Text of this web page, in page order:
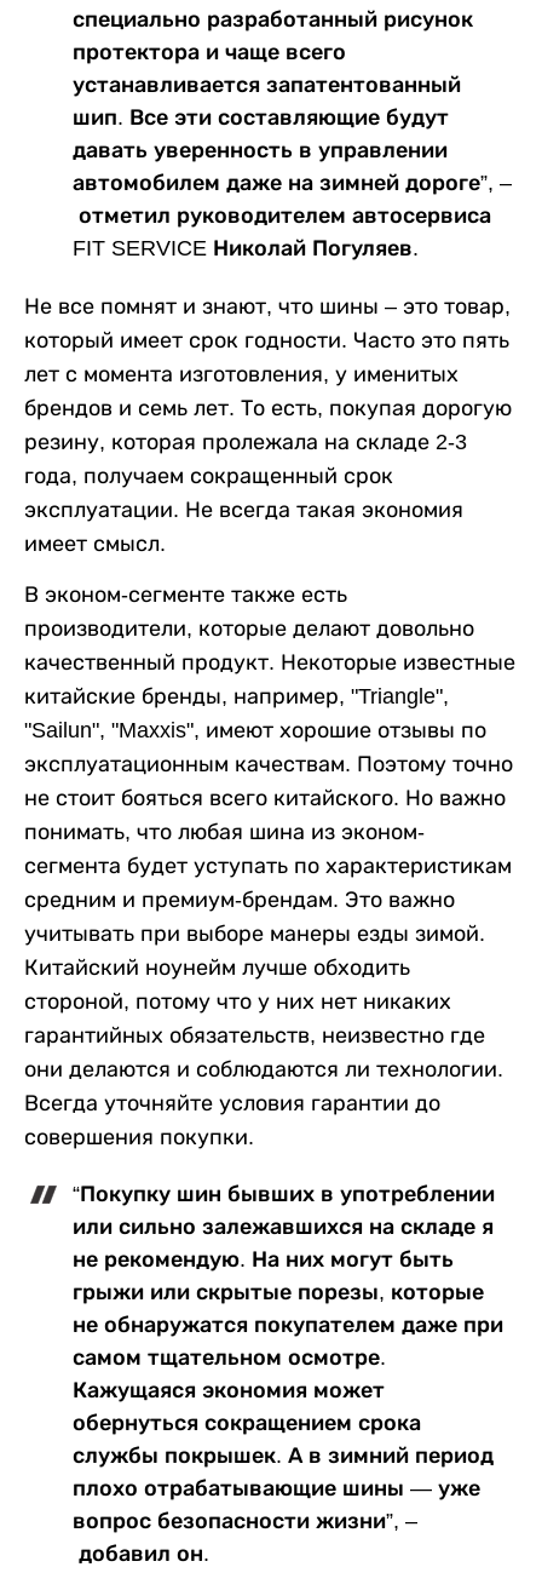
специально разработанный рисунок
протектора и чаще всего
устанавливается запатентованный
шип. Все эти составляющие будут
давать уверенность в управлении
автомобилем даже на зимней дороге”, –
отметил руководителем автосервиса
FIT SERVICE Николай Погуляев.
Не все помнят и знают, что шины ­– это товар,
который имеет срок годности. Часто это пять
лет с момента изготовления, у именитых
брендов и семь лет. То есть, покупая дорогую
резину, которая пролежала на складе 2-3
года, получаем сокращенный срок
эксплуатации. Не всегда такая экономия
имеет смысл.
В эконом-сегменте также есть
производители, которые делают довольно
качественный продукт. Некоторые известные
китайские бренды, например, "Triangle",
"Sailun", "Maxxis", имеют хорошие отзывы по
эксплуатационным качествам. Поэтому точно
не стоит бояться всего китайского. Но важно
понимать, что любая шина из эконом-
сегмента будет уступать по характеристикам
средним и премиум-брендам. Это важно
учитывать при выборе манеры езды зимой.
Китайский ноунейм лучше обходить
стороной, потому что у них нет никаких
гарантийных обязательств, неизвестно где
они делаются и соблюдаются ли технологии.
Всегда уточняйте условия гарантии до
совершения покупки.
“Покупку шин бывших в употреблении
или сильно залежавшихся на складе я
не рекомендую. На них могут быть
грыжи или скрытые порезы, которые
не обнаружатся покупателем даже при
самом тщательном осмотре.
Кажущаяся экономия может
обернуться сокращением срока
службы покрышек. А в зимний период
плохо отрабатывающие шины — уже
вопрос безопасности жизни”, –
добавил он.